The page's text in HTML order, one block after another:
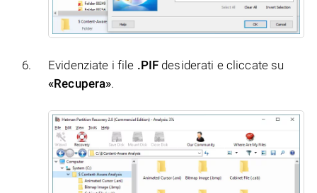
Evidenziate i file .PIF desiderati e cliccate su
«Recupera».